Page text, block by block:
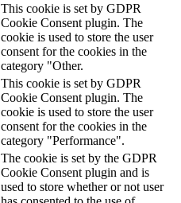
This cookie is set by GDPR
Cookie Consent plugin. The
cookie is used to store the user
consent for the cookies in the
category "Other.
This cookie is set by GDPR
Cookie Consent plugin. The
cookie is used to store the user
consent for the cookies in the
category "Performance".
The cookie is set by the GDPR
Cookie Consent plugin and is
used to store whether or not user